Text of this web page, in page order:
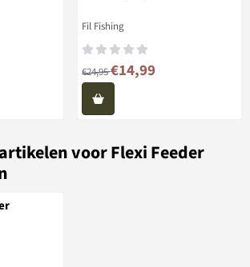
Merk:
Fil Fishing
Van 24,95 voor 14,99
€24,95€14,99
voorFlexi Feeder